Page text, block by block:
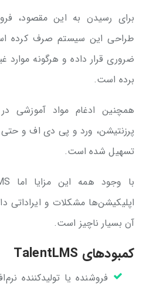
برای رسیدن به این مقصود،
طراحی این سیستم صرف کرده
ضروری قرار داده و هرگونه موارد
برده است.
همچنین ادغام مواد آموزشی
تسهیل شده است.
اپلیکیشن‌ها مشکلات و ایراداتی
آن بسیار ناچیز است.
کمبودهای TalentLMS
فروشنده یا تولیدکننده